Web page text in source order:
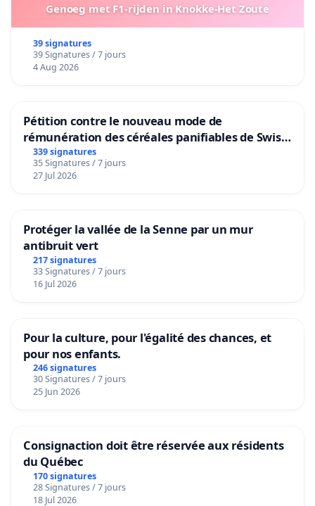
Genoeg met F1-rijden in Knokke-Het Zoute
39 signatures
39 Signatures / 7 jours
4 Aug 2026
Pétition contre le nouveau mode de
rémunération des céréales panifiables de Swiss
granum basé sur la teneur en protéines
339 signatures
35 Signatures / 7 jours
27 Jul 2026
Protéger la vallée de la Senne par un mur
antibruit vert
217 signatures
33 Signatures / 7 jours
16 Jul 2026
Pour la culture, pour l'égalité des chances, et
pour nos enfants.
246 signatures
30 Signatures / 7 jours
25 Jun 2026
Consignaction doit être réservée aux résidents
du Québec
170 signatures
28 Signatures / 7 jours
18 Jul 2026